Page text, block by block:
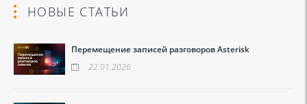
НОВЫЕ СТАТЬИ
Перемещение записей разговоров Asterisk
22.01.2026